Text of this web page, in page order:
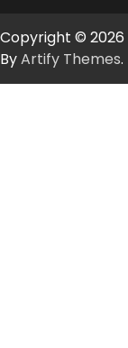
Copyright © 2026
ByArtify Themes.